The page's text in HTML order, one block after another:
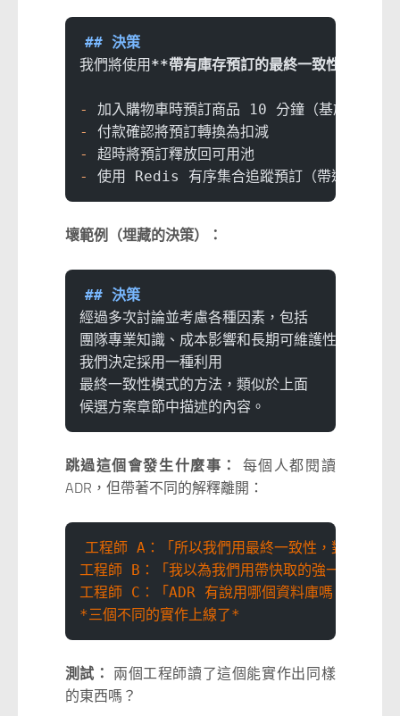
## 決策
我們將使用 **帶有庫存預訂的最終一致性**
-
加入購物車時預訂商品 10 分鐘（基於 TTL）
-
付款確認將預訂轉換為扣減
-
超時將預訂釋放回可用池
-
使用 Redis 有序集合追蹤預訂（帶過期的
壞範例（埋藏的決策）：
## 決策
經過多次討論並考慮各種因素，包括
團隊專業知識、成本影響和長期可維護性，
我們決定採用一種利用
最終一致性模式的方法，類似於上面
候選方案章節中描述的內容。
跳過這個會發生什麼事： 每個人都閱讀
ADR，但帶著不同的解釋離開：
工程師 A：「所以我們用最終一致性，對吧？」
工程師 B：「我以為我們用帶快取的強一致性？」
工程師 C：「ADR 有說用哪個資料庫嗎？」
*三個不同的實作上線了*
測試： 兩個工程師讀了這個能實作出同樣
的東西嗎？